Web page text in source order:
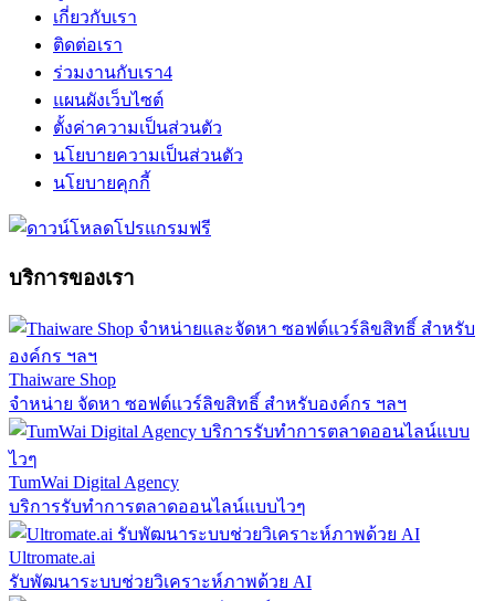
เกี่ยวกับเรา
ติดต่อเรา
ร่วมงานกับเรา4
แผนผังเว็บไซต์
ตั้งค่าความเป็นส่วนตัว
นโยบายความเป็นส่วนตัว
นโยบายคุกกี้
บริการของเรา
Thaiware Shop
จำหน่าย จัดหา ซอฟต์แวร์ลิขสิทธิ์ สำหรับองค์กร ฯลฯ
TumWai Digital Agency
บริการรับทำการตลาดออนไลน์แบบไวๆ
Ultromate.ai
รับพัฒนาระบบช่วยวิเคราะห์ภาพด้วย AI